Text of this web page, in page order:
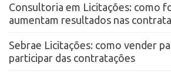
Consultoria em Licitações: como
aumentam resultados nas
Sebrae Licitações: como vender
participar das contratações